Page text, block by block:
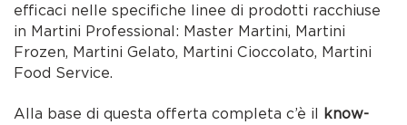
efficaci nelle specifiche linee di prodotti racchiuse
in Martini Professional: Master Martini, Martini
Frozen, Martini Gelato, Martini Cioccolato, Martini
Food Service.
Alla base di questa offerta completa c’è il
know-